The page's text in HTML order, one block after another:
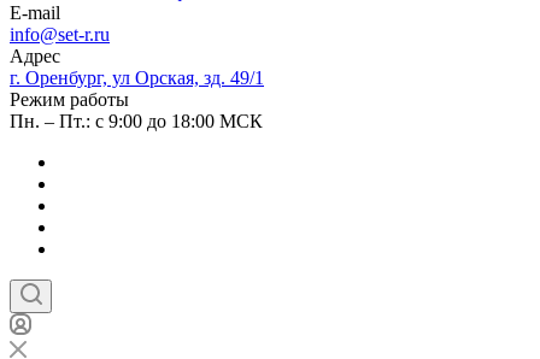
E-mail
info@set-r.ru
Адрес
г. Оренбург, ул Орская, зд. 49/1
Режим работы
Пн. – Пт.: с 9:00 до 18:00 МСК